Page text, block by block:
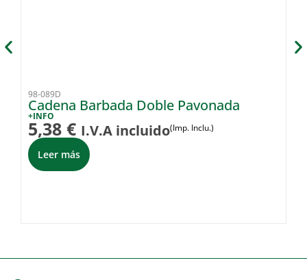
98-089D
Cadena Barbada Doble Pavonada
+INFO
5,38 € I.V.A incluido(Imp. Inclu.)
Leer más